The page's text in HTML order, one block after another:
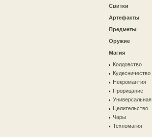
Свитки
Артефакты
Предметы
Оружие
Магия
Колдовство
Кудесничество
Некромантия
Прорицание
Универсальная
Целительство
Чары
Техномагия